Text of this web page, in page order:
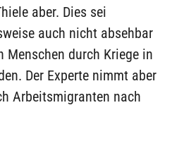
aber. Dies sei
auch nicht absehbar
Menschen durch Kriege in
Der Experte nimmt aber
Arbeitsmigranten nach